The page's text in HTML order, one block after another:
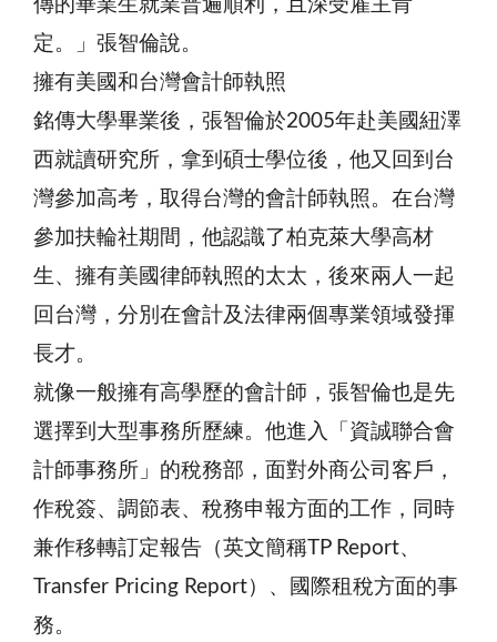
傳的畢業生就業普遍順利，且深受雇主肯
定。」張智倫說。
擁有美國和台灣會計師執照
銘傳大學畢業後，張智倫於2005年赴美國紐澤
西就讀研究所，拿到碩士學位後，他又回到台
灣參加高考，取得台灣的會計師執照。在台灣
參加扶輪社期間，他認識了柏克萊大學高材
生、擁有美國律師執照的太太，後來兩人一起
回台灣，分別在會計及法律兩個專業領域發揮
長才。
就像一般擁有高學歷的會計師，張智倫也是先
選擇到大型事務所歷練。他進入「資誠聯合會
計師事務所」的稅務部，面對外商公司客戶，
作稅簽、調節表、稅務申報方面的工作，同時
兼作移轉訂定報告（英文簡稱TP Report、
Transfer Pricing Report）、國際租稅方面的事
務。